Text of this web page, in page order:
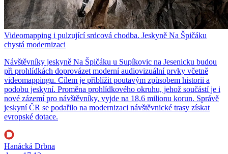
Videomapping i pulzující srdcová chodba. Jeskyně Na Špičáku
chystá modernizaci
Návštěvníky jeskyně Na Špičáku u Supíkovic na Jesenicku budou
při prohlídkách doprovázet moderní audiovizuální prvky včetně
videomappingu. Cílem je přiblížit poutavým způsobem historii a
podobu jeskyní. Proměna prohlídkového okruhu, jehož součástí je i
nové zázemí pro návštěvníky, vyjde na 18,6 milionu korun. Správě
jeskyní ČR se podařilo na modernizaci návštěvnické trasy získat
evropské dotace.
Hanácká Drbna